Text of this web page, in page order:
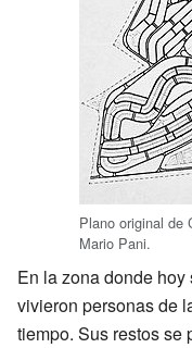
Plano original de
Mario Pani.
En la zona donde
vivieron personas de
tiempo. Sus restos se